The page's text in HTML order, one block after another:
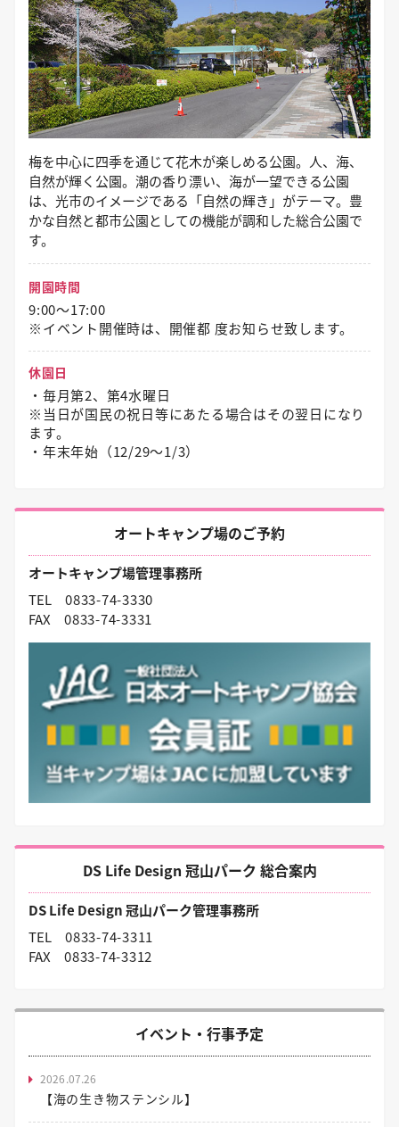
梅を中心に四季を通じて花木が楽しめる公園。人、海、
自然が輝く公園。潮の香り漂い、海が一望できる公園
は、光市のイメージである「自然の輝き」がテーマ。豊
かな自然と都市公園としての機能が調和した総合公園で
す。
開園時間
9:00～17:00
※イベント開催時は、開催都 度お知らせ致します。
休園日
・毎月第2、第4水曜日
※当日が国民の祝日等にあたる場合はその翌日になり
ます。
・年末年始（12/29〜1/3）
オートキャンプ場のご予約
オートキャンプ場管理事務所
TEL 0833-74-3330
FAX 0833-74-3331
DS Life Design 冠山パーク 総合案内
DS Life Design 冠山パーク管理事務所
TEL 0833-74-3311
FAX 0833-74-3312
イベント・行事予定
2026.07.26
【海の生き物ステンシル】